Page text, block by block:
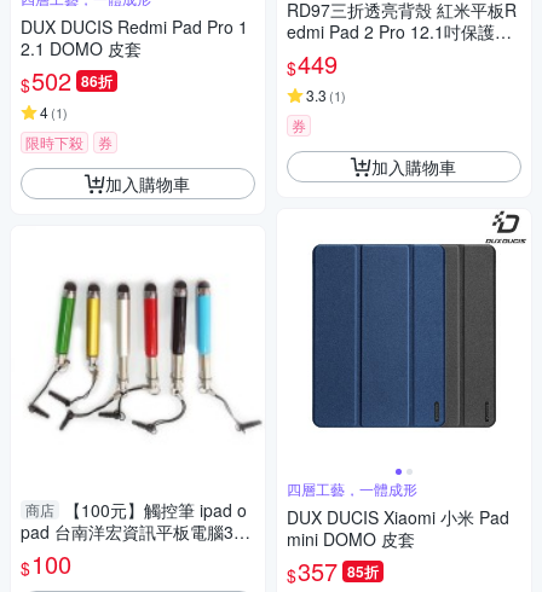
DUX DUCIS Redmi Pad Pro 1
2.1 DOMO 皮套
$502 86折
4(1)
限時下殺 券
加入購物車
商店
【100元】觸控筆 ipad o
pad 台南洋宏資訊平板電腦3C
周邊觸控筆最便宜
$100
RD97三折透亮背殼 紅米平板R
edmi Pad 2 Pro 12.1吋保護皮
套(內置筆槽)
$449
3.3 (1)
券
加入購物車
四層工藝，一體成形
DUX DUCIS Xiaomi 小米 Pad
mini DOMO 皮套
$357 85折